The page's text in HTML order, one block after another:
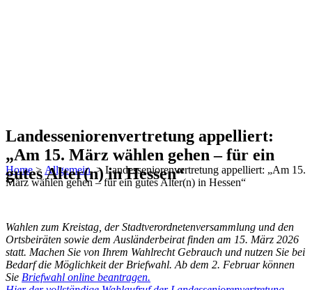
Home> Allgemein >Landesseniorenvertretung appelliert: „Am 15.
März wählen gehen – für ein gutes Alter(n) in Hessen“
Landesseniorenvertretung appelliert:
„Am 15. März wählen gehen – für ein
gutes Alter(n) in Hessen“
Wahlen zum Kreistag, der Stadtverordnetenversammlung und den
Ortsbeiräten sowie dem Ausländerbeirat finden am 15. März 2026
statt. Machen Sie von Ihrem Wahlrecht Gebrauch und nutzen Sie bei
Bedarf die Möglichkeit der Briefwahl. Ab dem 2. Februar können
Sie Briefwahl online beantragen.